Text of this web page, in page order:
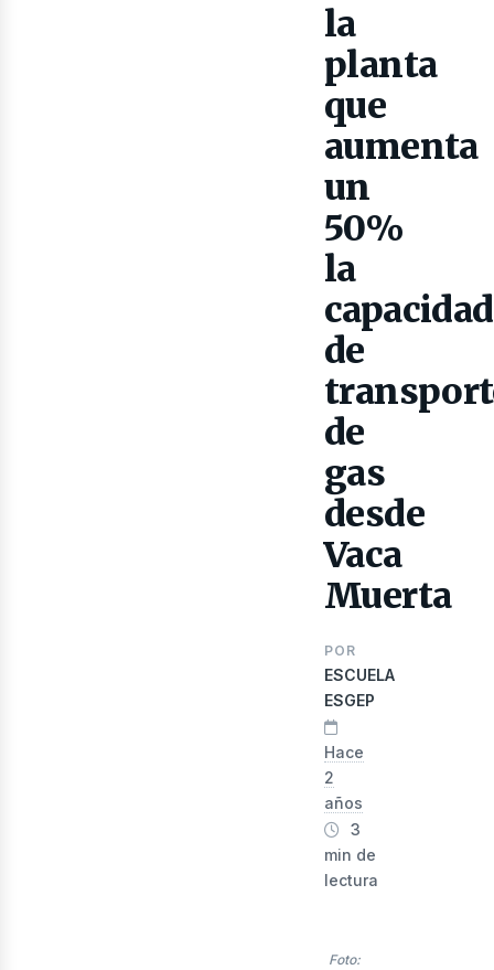
la
planta
que
aumenta
un
50%
la
capacidad
de
de
gas
desde
Vaca
Muerta
POR
ESCUELA
ESGEP
Hace
2
años
3
min de
lectura
Foto: